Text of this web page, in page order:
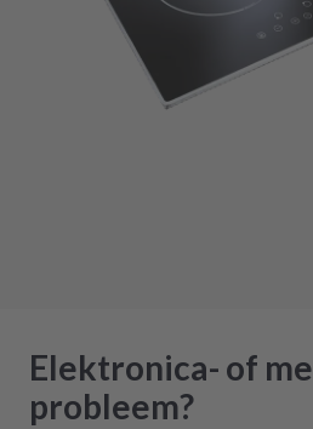
Elektronica- of
probleem?